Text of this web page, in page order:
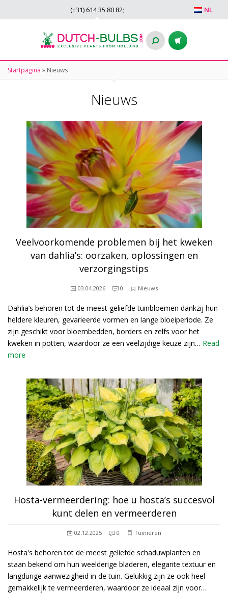
NL
(+31) 614 35 80 82;
Startpagina » Nieuws
Nieuws
Veelvoorkomende problemen bij het kweken
van dahlia’s: oorzaken, oplossingen en
verzorgingstips
03.04.2026 0 Nieuws
Dahlia’s behoren tot de meest geliefde tuinbloemen dankzij hun
heldere kleuren, gevarieerde vormen en lange bloeiperiode. Ze
zijn geschikt voor bloembedden, borders en zelfs voor het
kweken in potten, waardoor ze een veelzijdige keuze zijn… Read
more
Hosta-vermeerdering: hoe u hosta’s succesvol
kunt delen en vermeerderen
02.12.2025 0 Tuinieren
Hosta's behoren tot de meest geliefde schaduwplanten en
staan bekend om hun weelderige bladeren, elegante textuur en
langdurige aanwezigheid in de tuin. Gelukkig zijn ze ook heel
gemakkelijk te vermeerderen, waardoor ze ideaal zijn voor…